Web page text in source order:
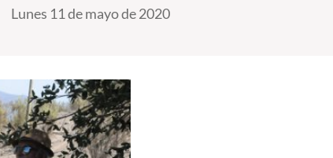
Lunes 11 de mayo de 2020